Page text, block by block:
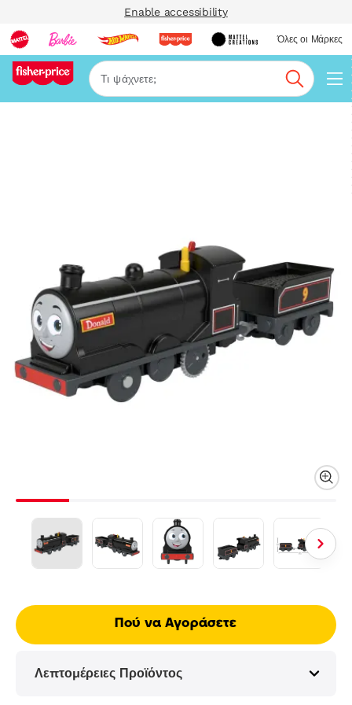
Enable accessibility
Όλες οι Μάρκες
Πού να Αγοράσετε
Λεπτομέρειες Προϊόντος